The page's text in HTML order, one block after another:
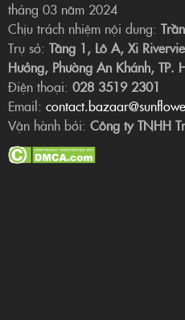
tháng 03 năm 2024
Chịu trách nhiệm nội dung:
Trụ sở: Tầng 1, Lô A, Xi
Hưởng, Phường An Khánh, TP.
Điện thoại: 028 3519 2301
Email:
Vận hành bởi: Công ty TNHH